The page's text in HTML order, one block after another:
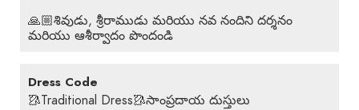
🙏🏼శివుడు, శ్రీరాముడు మరియు నవ నందిని దర్శనం
మరియు ఆశీర్వాదం పొందండి
Dress Code
🥻Traditional Dress🥻సాంప్రదాయ దుస్తులు